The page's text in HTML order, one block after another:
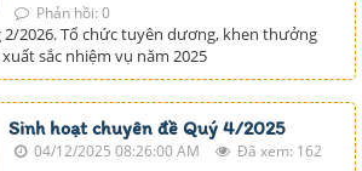
Phản hồi: 0
2026. Tổ chức tuyên dương, khen thưởng
sắc nhiệm vụ năm 2025
Sinh hoạt chuyên đề Quý 4/2025
04/12/2025 08:26:00 AM
Đã xem: 162